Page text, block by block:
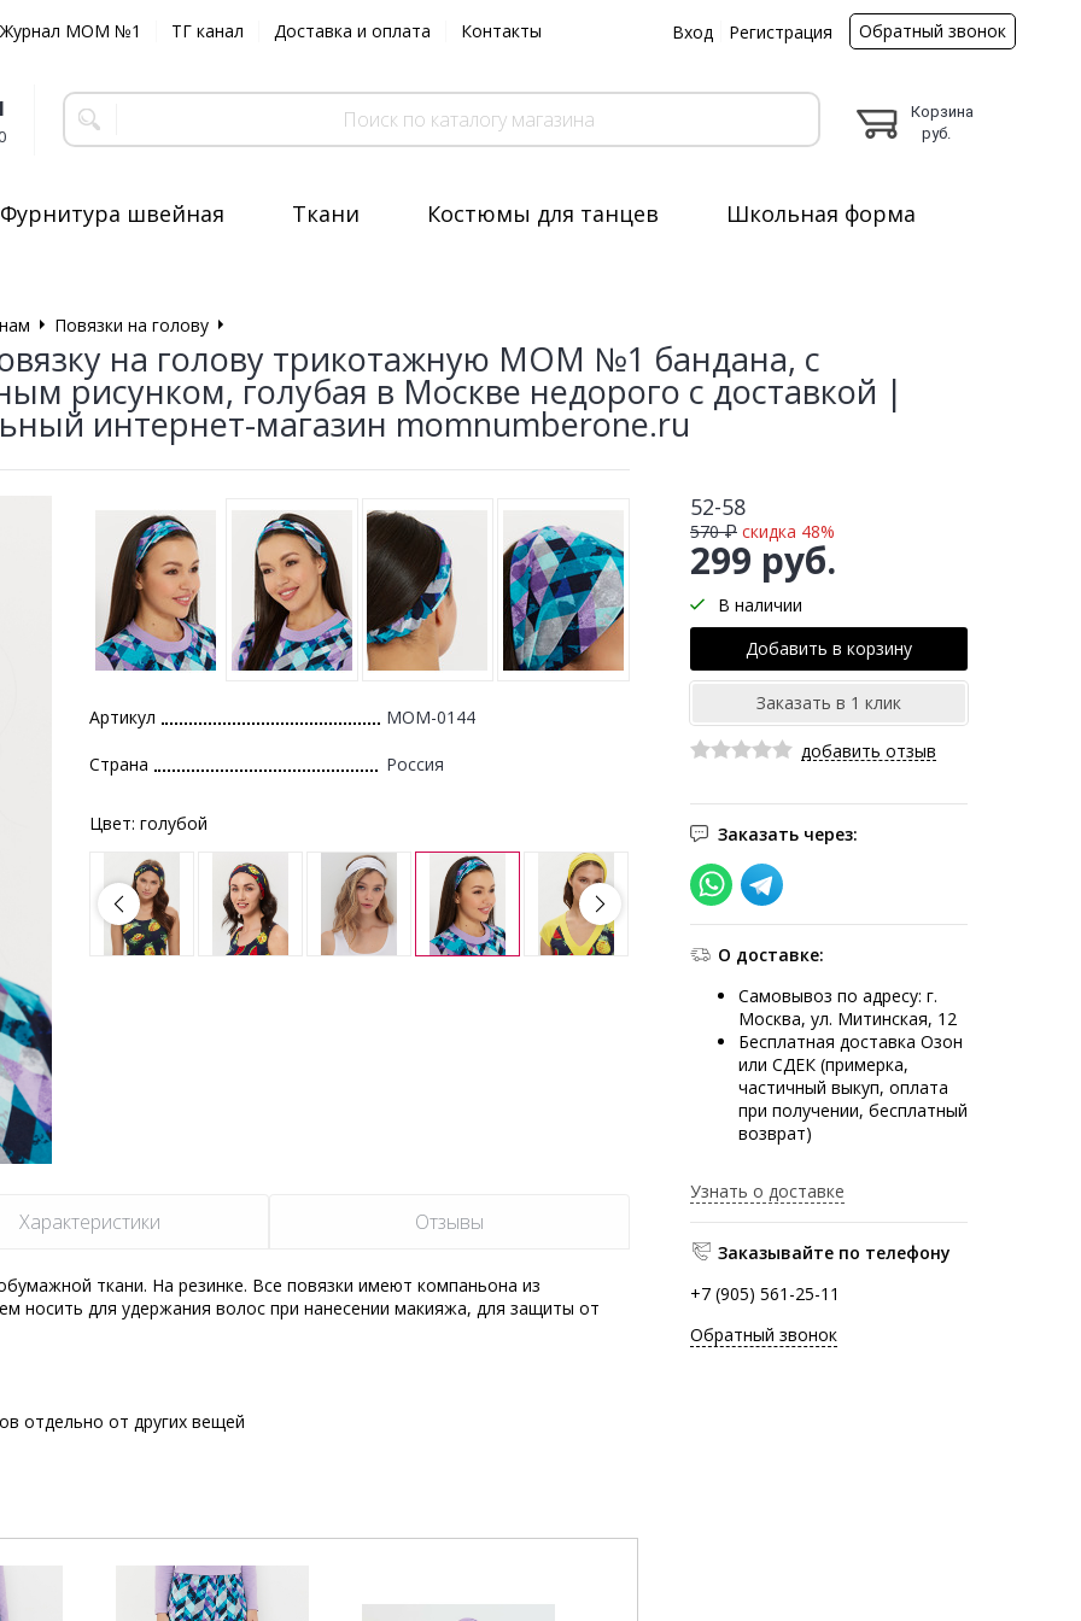
Журнал MOM №1 ТГ канал Доставка и оплата Контакты Вход Регистрация Обратный звонок
Корзина
руб.
Фурнитура швейная Ткани Костюмы для танцев Школьная форма
Повязки на голову
на голову трикотажную MOM №1 бандана, с
рисунком, голубая в Москве недорого с доставкой |
интернет-магазин momnumberone.ru
52-58
299 руб.
570 ₽ скидка 48%
В наличии
добавить отзыв
Заказать через:
О доставке:
Самовывоз по адресу: г.
Москва, ул. Митинская, 12
Бесплатная доставка Озон
или СДЕК (примерка,
частичный выкуп, оплата
при получении, бесплатный
возврат)
Узнать о доставке
Заказывайте по телефону
+7 (905) 561-25-11
Обратный звонок
Артикул MOM-0144
Страна Россия
Цвет: голубой
Характеристики Отзывы
ткани. На резинке. Все повязки имеют компаньона из
носить для удержания волос при нанесении макияжа, для защиты от
отдельно от других вещей